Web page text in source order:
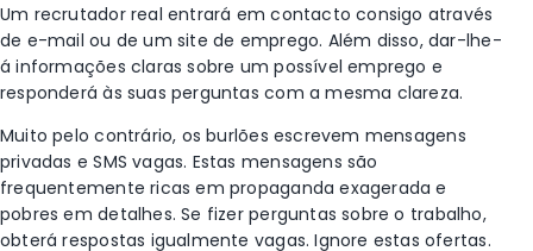
Um recrutador real entrará em contacto consigo através
de e-mail ou de um site de emprego. Além disso, dar-lhe-
á informações claras sobre um possível emprego e
responderá às suas perguntas com a mesma clareza.
Muito pelo contrário, os burlões escrevem mensagens
privadas e SMS vagas. Estas mensagens são
frequentemente ricas em propaganda exagerada e
pobres em detalhes. Se fizer perguntas sobre o trabalho,
obterá respostas igualmente vagas. Ignore estas ofertas.